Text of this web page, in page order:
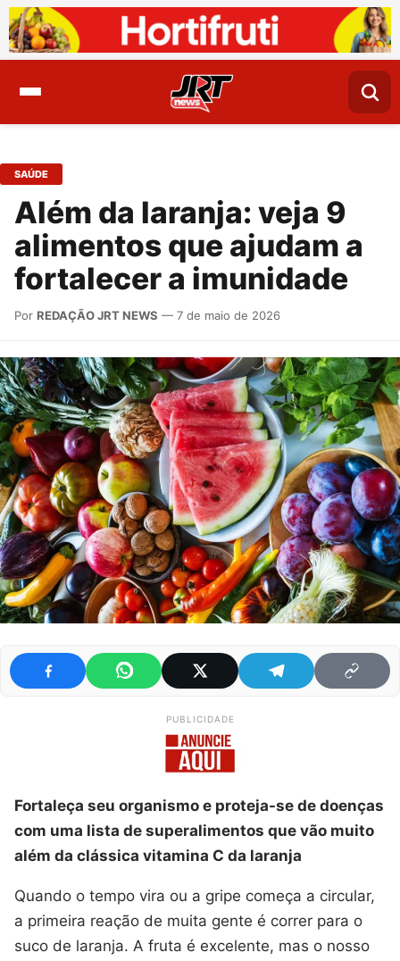
SAÚDE
Além da laranja: veja 9
alimentos que ajudam a
fortalecer a imunidade
Por REDAÇÃO JRT NEWS — 7 de maio de 2026
PUBLICIDADE
Fortaleça seu organismo e proteja-se de doenças
com uma lista de superalimentos que vão muito
além da clássica vitamina C da laranja
Quando o tempo vira ou a gripe começa a circular,
a primeira reação de muita gente é correr para o
suco de laranja. A fruta é excelente, mas o nosso